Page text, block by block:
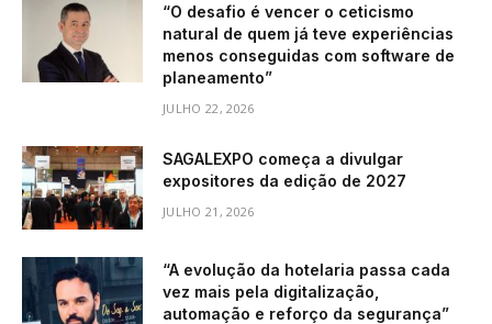
“O desafio é vencer o ceticismo
natural de quem já teve experiências
menos conseguidas com software de
planeamento”
JULHO 22, 2026
SAGALEXPO começa a divulgar
expositores da edição de 2027
JULHO 21, 2026
“A evolução da hotelaria passa cada
vez mais pela digitalização,
automação e reforço da segurança”